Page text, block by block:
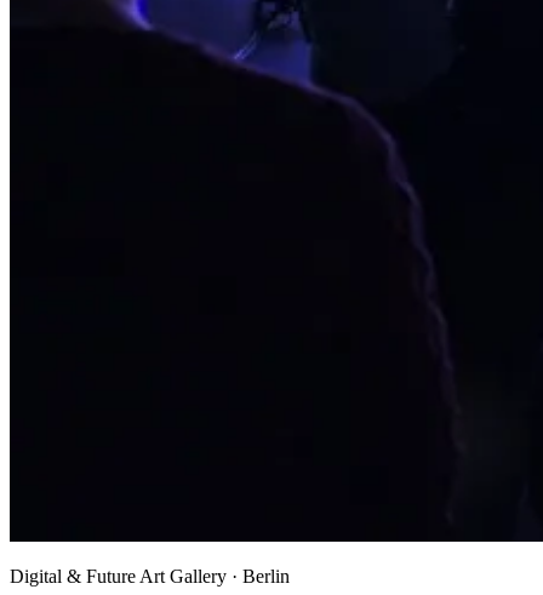
Digital & Future Art Gallery · Berlin